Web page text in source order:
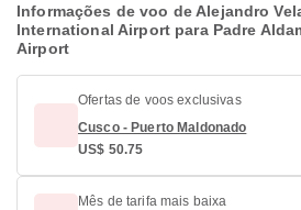
Informações de voo de Alejandro
International Airport para Padre
Airport
Ofertas de voos exclusivas
Cusco - Puerto Maldonado
US$ 50.75
Mês de tarifa mais baixa